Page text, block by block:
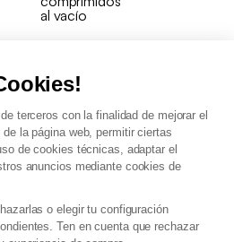
terceros con la finalidad de mejorar el
la página web, permitir ciertas
de cookies técnicas, adaptar el
anuncios mediante cookies de
o elegir tu configuración
Ten en cuenta que rechazar
al vacío
datos personales y cookies
de Venta Profesional